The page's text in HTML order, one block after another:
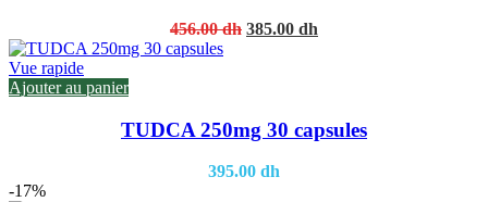
456.00dh Original
385.00 dh
Vue rapide
Ajouter au panier
TUDCA 250mg 30 capsules
395.00 dh
-17%